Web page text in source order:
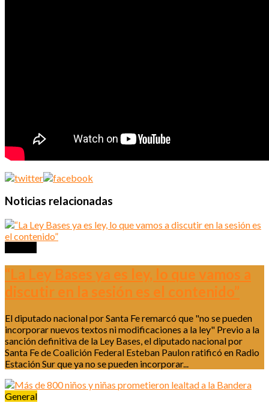
Noticias relacionadas
“La Ley Bases ya es ley, lo que vamos a
discutir en la sesión es el contenido”
El diputado nacional por Santa Fe remarcó que "no se pueden
incorporar nuevos textos ni modificaciones a la ley" Previo a la
sanción definitiva de la Ley Bases, el diputado nacional por
Santa Fe de Coalición Federal Esteban Paulon ratificó en Radio
Estación Sur que ya no se pueden incorporar...
General